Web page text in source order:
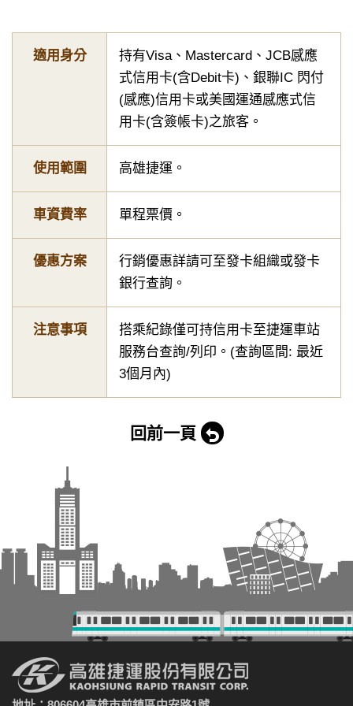
適用身分
持有Visa、Mastercard、JCB感應
式信用卡(含Debit卡)、銀聯IC 閃付
(感應)信用卡或美國運通感應式信
用卡(含簽帳卡)之旅客。
使用範圍 高雄捷運。
車資費率 單程票價。
優惠方案
行銷優惠詳請可至發卡組織或發卡
銀行查詢。
注意事項
搭乘紀錄僅可持信用卡至捷運車站
服務台查詢/列印。(查詢區間: 最近
3個月內)
回前一頁